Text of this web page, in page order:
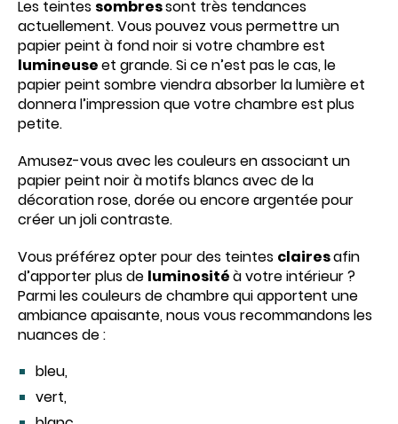
Les teintes sombressont très tendances
actuellement. Vous pouvez vous permettre un
papier peint à fond noir si votre chambre est
lumineuseet grande. Si ce n’est pas le cas, le
papier peint sombre viendra absorber la lumière et
donnera l’impression que votre chambre est plus
petite.
Amusez-vous avec les couleurs en associant un
papier peint noir à motifs blancs avec de la
décoration rose, dorée ou encore argentée pour
créer un joli contraste.
Vous préférez opter pour des teintes clairesafin
d’apporter plus de luminositéà votre intérieur ?
Parmi les couleurs de chambre qui apportent une
ambiance apaisante, nous vous recommandons les
nuances de :
bleu,
vert,